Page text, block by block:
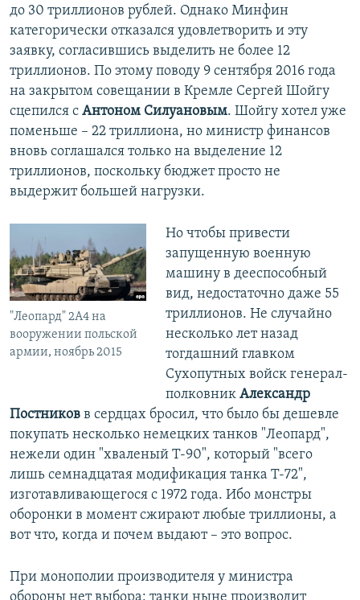
до 30 триллионов рублей. Однако Минфин
категорически отказался удовлетворить и эту
заявку, согласившись выделить не более 12
триллионов. По этому поводу 9 сентября 2016 года
на закрытом совещании в Кремле Сергей Шойгу
сцепился с Антоном Силуановым. Шойгу хотел уже
поменьше – 22 триллиона, но министр финансов
вновь соглашался только на выделение 12
триллионов, поскольку бюджет просто не
выдержит большей нагрузки.
"Леопард" 2A4 на
вооружении польской
армии, ноябрь 2015
Но чтобы привести
запущенную военную
машину в дееспособный
вид, недостаточно даже 55
триллионов. Не случайно
несколько лет назад
тогдашний главком
Сухопутных войск генерал-
полковник Александр
Постников в сердцах бросил, что было бы дешевле
покупать несколько немецких танков "Леопард",
нежели один "хваленый Т-90", который "всего
лишь семнадцатая модификация танка Т-72",
изготавливающегося с 1972 года. Ибо монстры
оборонки в момент сжирают любые триллионы, а
вот что, когда и почем выдают – это вопрос.
При монополии производителя у министра